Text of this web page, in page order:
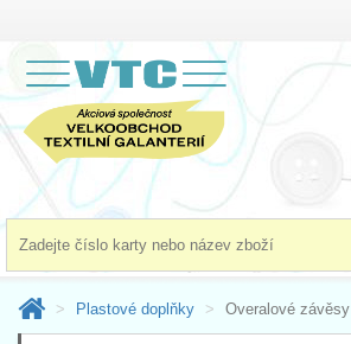
Plastové doplňky Overalové závěsy